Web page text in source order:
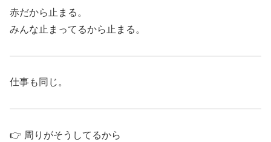
赤だから止まる。
みんな止まってるから止まる。
仕事も同じ。
👉 周りがそうしてるから